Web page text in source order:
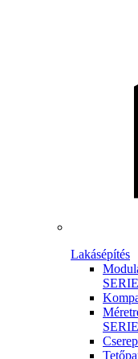
Lakásépítés